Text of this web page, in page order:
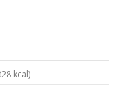
kcal)